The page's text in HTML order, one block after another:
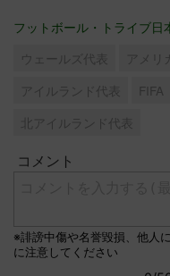
フットボール・トライブ日
ウェールズ代表 アメリ
アイルランド代表
FIFA
北アイルランド代表